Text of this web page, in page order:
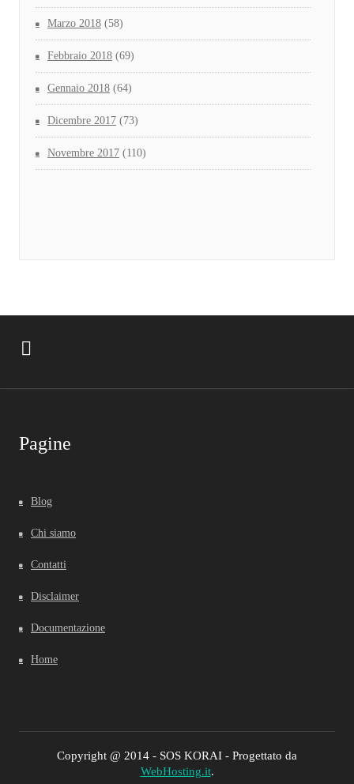
Marzo 2018 (58)
Febbraio 2018 (69)
Gennaio 2018 (64)
Dicembre 2017 (73)
Novembre 2017 (110)
Pagine
Blog
Chi siamo
Contatti
Disclaimer
Documentazione
Home
Copyright @ 2014 - SOS KORAI - Progettato da
WebHosting.it.